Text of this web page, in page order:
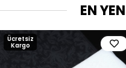
EN
Ücretsiz
Kargo